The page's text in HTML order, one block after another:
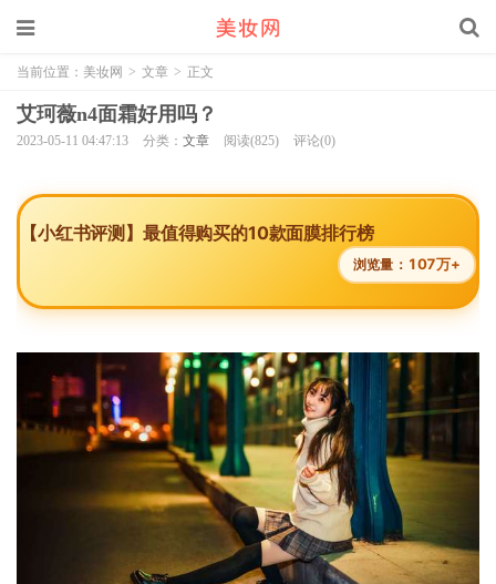
当前位置： 美妆网 > 文章 > 正文
艾珂薇n4面霜好用吗？
2023-05-11 04:47:13 分类： 文章 阅读(825) 评论(0)
【小红书评测】最值得购买的10款面膜排行榜
浏览量： 107万+